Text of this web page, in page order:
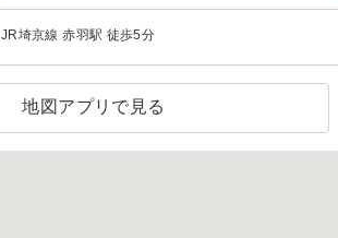
JR埼京線 赤羽駅 徒歩5分
地図アプリで見る